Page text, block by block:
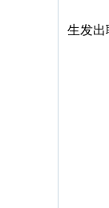
生发出